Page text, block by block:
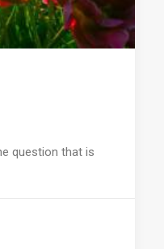
question that is